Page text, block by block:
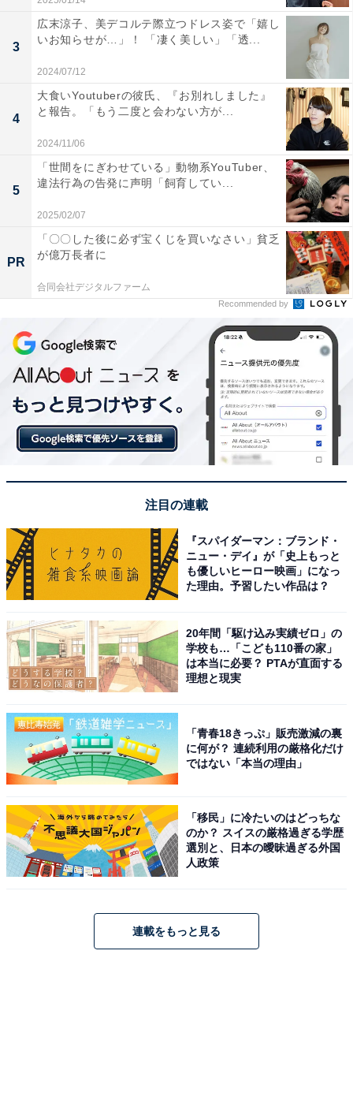
3
広末涼子、美デコルテ際立つドレス姿で「嬉し
いお知らせが…」！ 「凄く美しい」「透...
2024/07/12
4
大食いYoutuberの彼氏、『お別れしました』
と報告。「もう二度と会わない方が...
2024/11/06
5
「世間をにぎわせている」動物系YouTuber、
違法行為の告発に声明「飼育してい...
2025/02/07
PR
「〇〇した後に必ず宝くじを買いなさい」貧乏
が億万長者に
合同会社デジタルファーム
Recommended by
注目の連載
『スパイダーマン：ブランド・
ニュー・デイ』が「史上もっと
も優しいヒーロー映画」になっ
た理由。予習したい作品は？
20年間「駆け込み実績ゼロ」の
学校も…「こども110番の家」
は本当に必要？ PTAが直面する
理想と現実
「青春18きっぷ」販売激減の裏
に何が？ 連続利用の厳格化だけ
ではない「本当の理由」
「移民」に冷たいのはどっちな
のか？ スイスの厳格過ぎる学歴
選別と、日本の曖昧過ぎる外国
人政策
連載をもっと見る